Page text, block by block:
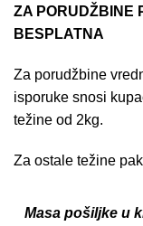
ZA PORUDŽBINE
BESPLATNA
Za porudžbine
isporuke snosi
težine od 2kg.
Za ostale težine
Masa pošiljke u